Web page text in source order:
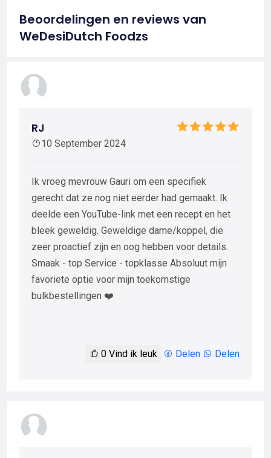
Beoordelingen en reviews van
WeDesiDutch Foodzs
RJ
10 September 2024
Ik vroeg mevrouw Gauri om een ​​specifiek
gerecht dat ze nog niet eerder had gemaakt. Ik
deelde een YouTube-link met een recept en het
bleek geweldig. Geweldige dame/koppel, die
zeer proactief zijn en oog hebben voor details.
Smaak - top Service - topklasse Absoluut mijn
favoriete optie voor mijn toekomstige
bulkbestellingen ❤️
0 Vind ik leuk Delen Delen